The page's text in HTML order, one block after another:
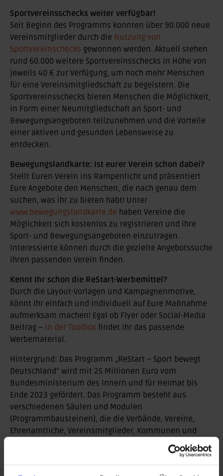
Sportvereinsschecks weiter verfügbar!
Seit Beginn des Programms konnten über 90.000 neue
Vereinsmitglieder durch die Nutzung von
Sportvereinschecks gewonnen werden. Aktuell stehen
rund 60.000 weitere Sportvereinsschecks in Höhe von
jeweils 40 € zur Verfügung, um noch mehr Menschen
für eine Vereinsmitgliedschaft zu begeistern. Die
Sportvereinsschecks bieten Menschen die Möglichkeit,
in Form einer Neumitgliedschaft an Sport- und
Bewegungsangeboten teilzunehmen und die Vorteile
einer aktiven und gesunden Lebensweise zu
entdecken.
Bewegungslandkarte: Ist eurer Verein schon dabei?
Stellt Euren Verein ins Rampenlicht und präsentiert
Eure Angebote den Menschen, die nach genau dem
suchen, was ihr zu bieten habt! Unter
www.bewegungslandkarte.de haben Vereine die
Möglichkeit sich kostenlos zu registrieren und ihre
Sport- und Bewegungsangeboten einzutragen.
Interessierte können durch die gezielte Angebotssuche
ihren passenden Verein finden.
Kennt Ihr schon die ReStart-Werbemittel?
Durch die Layout-Vorlagen und Kampagnenmotive,
könnt Ihr einfach und individuell auf Eure Maßnahme
aufmerksam machen! Egal ob Flyer oder Social-Media
Beitrag – in der Toolbox findet Ihr das passende
Werbematerial.
Hintergrund: Das Programm „ReStart – Sport bewegt
Deutschland“ wird mit 25 Millionen Euro vom
Bundesministerium des Innern und für Heimat bis
Ende 2023 gefördert. Das Programm besteht aus
verschiedenen Säulen und Modulen
(Programmbausteinen), die die Verbände, Vereine,
Ehrenamtliche, Vereinsmitglieder, Kommunen und
Weitere Informationen zum ReStart Programm und